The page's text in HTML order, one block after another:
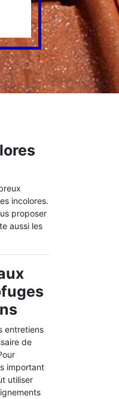
incolores.
proposer
aussi les
entretiens
de
important
utiliser